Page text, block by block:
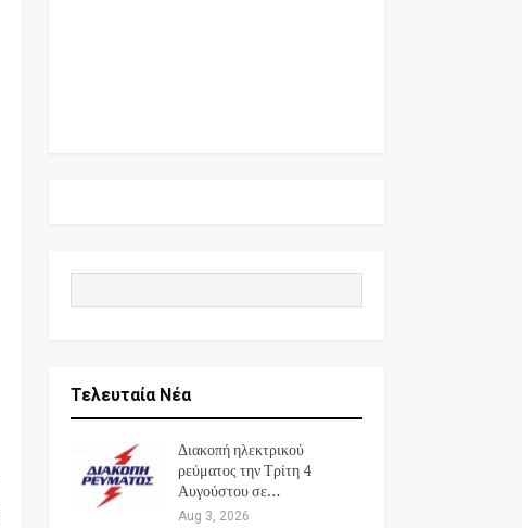
Τελευταία Νέα
Διακοπή ηλεκτρικού
ρεύματος την Τρίτη 4
Αυγούστου σε…
Aug 3, 2026